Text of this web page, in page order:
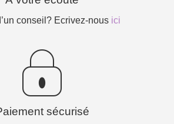
conseil? Ecrivez-nous ici
sécurisé